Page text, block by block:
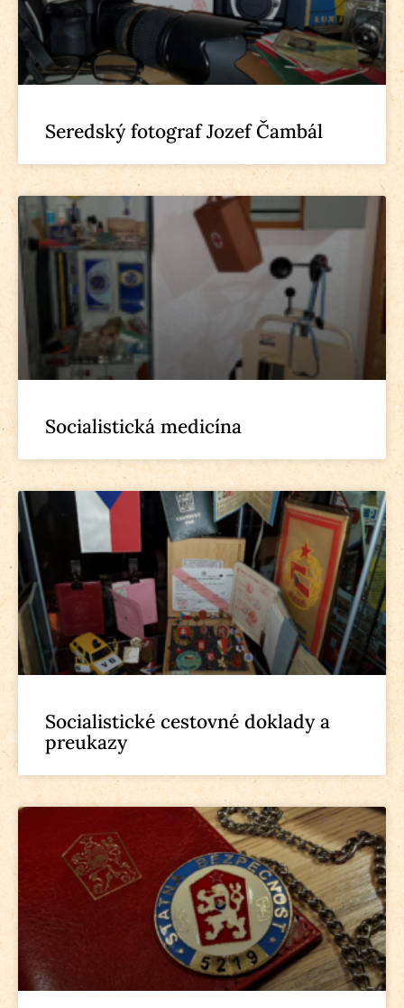
Seredský fotograf Jozef Čambál
Socialistická medicína
Socialistické cestovné doklady a
preukazy